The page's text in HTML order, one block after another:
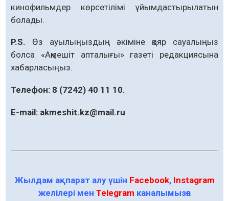
кинофильмдер көрсетілімі ұйымдастырылатын
болады.
P.S.Өз ауылыңыздың әкіміне қояр сауалыңыз
болса «Ақмешіт апталығы» газеті редакциясына
хабарласыңыз.
Телефон: 8 (7242) 40 11 10.
E-mail: akmeshit.kz@mail.ru
Жылдам ақпарат алу үшін Facebook, Instagram
желілері мен Telegram каналымызға